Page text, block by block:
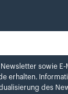
sowie E-sowie E-
erhalten.
des